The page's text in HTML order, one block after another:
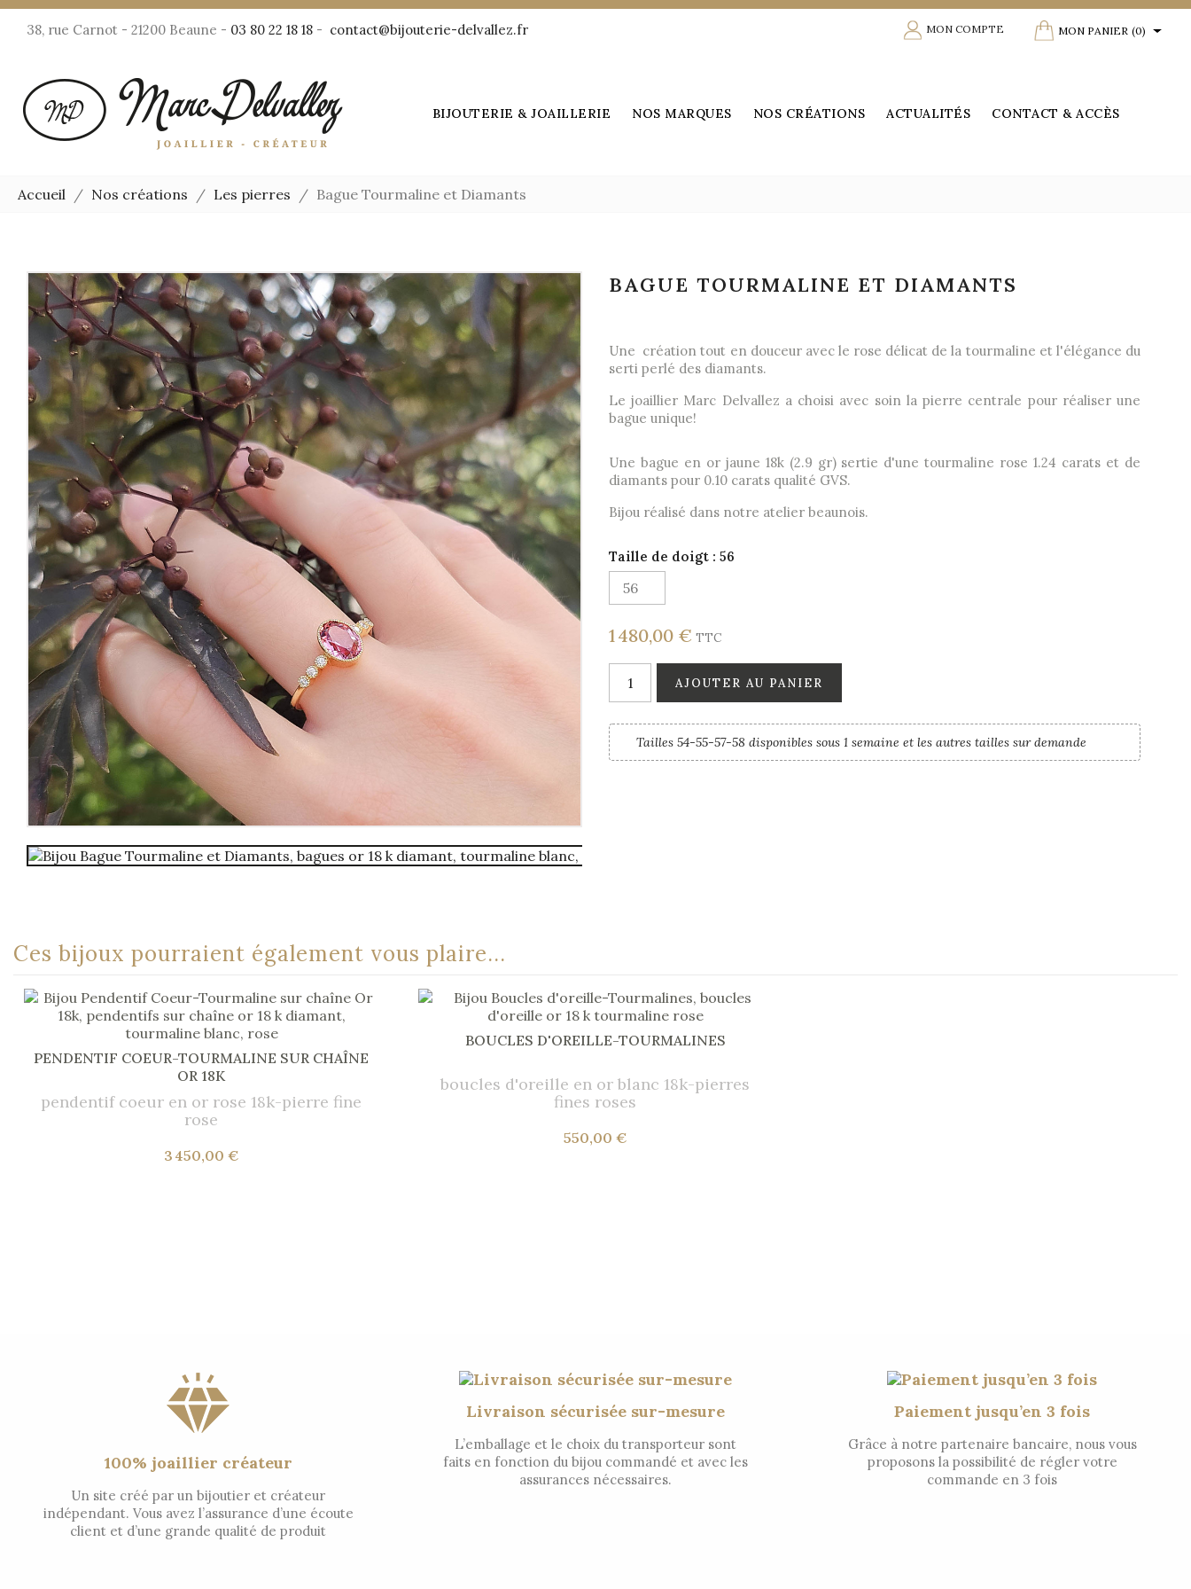
38, rue Carnot - 21200 Beaune - 03 80 22 18 18 - contact@bijouterie-delvallez.fr  MON COMPTE shopping_cart
MON PANIER (0)
BIJOUTERIE & JOAILLERIE NOS MARQUES NOS CRÉATIONS ACTUALITÉS CONTACT & ACCÈS
Accueil Nos créations Les pierres Bague Tourmaline et Diamants
BAGUE TOURMALINE ET DIAMANTS
Une création tout en douceur avec le rose délicat de la tourmaline et l'élégance du
serti perlé des diamants.
Le joaillier Marc Delvallez a choisi avec soin la pierre centrale pour réaliser une
bague unique!
Une bague en or jaune 18k (2.9 gr) sertie d'une tourmaline rose 1.24 carats et de
diamants pour 0.10 carats qualité GVS.
Bijou réalisé dans notre atelier beaunois.
Taille de doigt : 56
1 480,00 € TTC
AJOUTER AU PANIER
Tailles 54-55-57-58 disponibles sous 1 semaine et les autres tailles sur demande
Ces bijoux pourraient également vous plaire...
PENDENTIF COEUR-TOURMALINE SUR CHAÎNE
OR 18K
pendentif coeur en or rose 18k-pierre fine
rose
3 450,00 €
BOUCLES D'OREILLE-TOURMALINES
boucles d'oreille en or blanc 18k-pierres
fines roses
550,00 €
100% joaillier créateur
Un site créé par un bijoutier et créateur
indépendant. Vous avez l’assurance d’une écoute
client et d’une grande qualité de produit
Livraison sécurisée sur-mesure
L’emballage et le choix du transporteur sont
faits en fonction du bijou commandé et avec les
assurances nécessaires.
Paiement jusqu’en 3 fois
Grâce à notre partenaire bancaire, nous vous
proposons la possibilité de régler votre
commande en 3 fois